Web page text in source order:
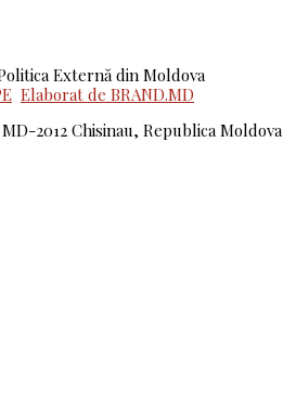
Externă din Moldova
Elaborat de BRAND.MD
2012 Chisinau, Republica Moldova